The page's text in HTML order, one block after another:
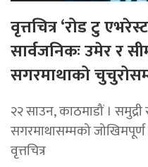
वृत्तचित्र ‘रोड टु
सार्वजनिकः उमेर र
सगरमाथाको
२२ साउन, काठमाडौं ।
सगरमाथासम्मको जोखिमपूर्ण
वृत्तचित्र